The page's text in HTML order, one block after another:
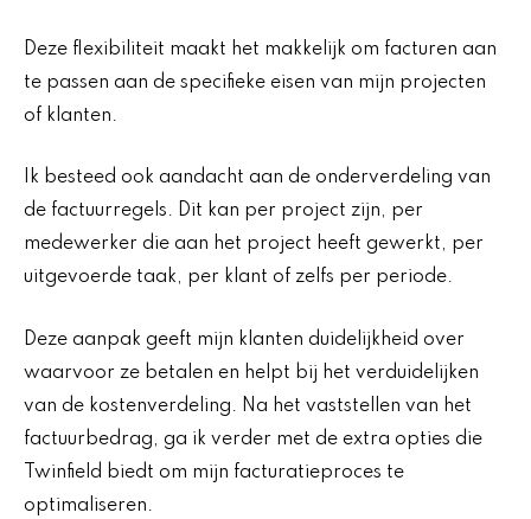
Deze flexibiliteit maakt het makkelijk om facturen aan
te passen aan de specifieke eisen van mijn projecten
of klanten.
Ik besteed ook aandacht aan de onderverdeling van
de factuurregels. Dit kan per project zijn, per
medewerker die aan het project heeft gewerkt, per
uitgevoerde taak, per klant of zelfs per periode.
Deze aanpak geeft mijn klanten duidelijkheid over
waarvoor ze betalen en helpt bij het verduidelijken
van de kostenverdeling. Na het vaststellen van het
factuurbedrag, ga ik verder met de extra opties die
Twinfield biedt om mijn facturatieproces te
optimaliseren.